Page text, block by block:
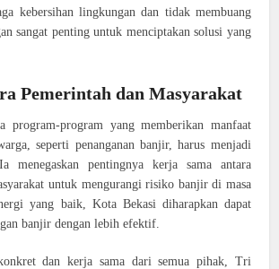
kebersihan lingkungan dan tidak membuang
sangat penting untuk menciptakan solusi yang
Pemerintah dan Masyarakat
program-program yang memberikan manfaat
seperti penanganan banjir, harus menjadi
menegaskan pentingnya kerja sama antara
untuk mengurangi risiko banjir di masa
yang baik, Kota Bekasi diharapkan dapat
banjir dengan lebih efektif.
dan kerja sama dari semua pihak, Tri